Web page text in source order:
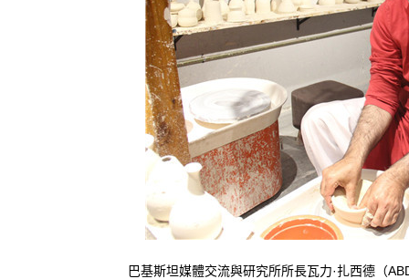
巴基斯坦媒體交流與研究所所長瓦力·扎西德（